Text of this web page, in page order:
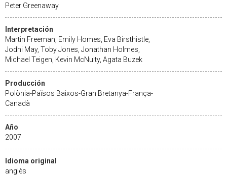
Peter Greenaway
Interpretación
Martin Freeman, Emily Homes, Eva Birsthistle,
Jodhi May, Toby Jones, Jonathan Holmes,
Michael Teigen, Kevin McNulty, Agata Buzek
Producción
Polònia-Països Baixos-Gran Bretanya-França-
Canadà
Año
2007
Idioma original
anglès